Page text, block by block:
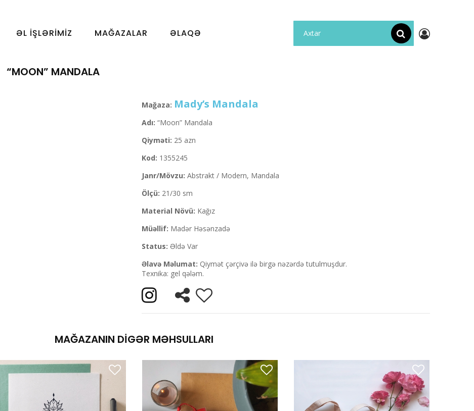
ƏL İŞLƏRIMIZ MAĞAZALAR ƏLAQƏ
“MOON” MANDALA
Mağaza: Mady’s Mandala
Adı: “Moon” Mandala
Qiyməti: 25 azn
Kod: 1355245
Janr/Mövzu: Abstrakt / Modern, Mandala
Ölçü: 21/30 sm
Material Növü: Kağız
Müəllif: Madər Həsənzadə
Status: Əldə Var
Əlavə Məlumat: Qiymət çərçivə ilə birgə nəzərdə tutulmuşdur.
Texnika: gel qələm.
MAĞAZANIN DIGƏR MƏHSULLARI